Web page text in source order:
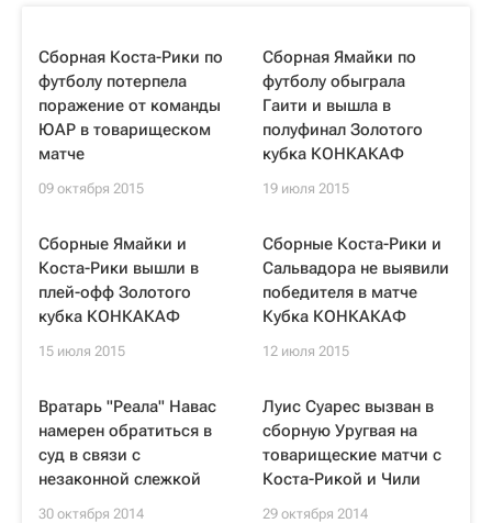
Сборная Коста-Рики по
футболу потерпела
поражение от команды
ЮАР в товарищеском
матче
09 октября 2015
Сборная Ямайки по
футболу обыграла
Гаити и вышла в
полуфинал Золотого
кубка КОНКАКАФ
19 июля 2015
Сборные Ямайки и
Коста-Рики вышли в
плей-офф Золотого
кубка КОНКАКАФ
15 июля 2015
Сборные Коста-Рики и
Сальвадора не выявили
победителя в матче
Кубка КОНКАКАФ
12 июля 2015
Вратарь "Реала" Навас
намерен обратиться в
суд в связи с
незаконной слежкой
30 октября 2014
Луис Суарес вызван в
сборную Уругвая на
товарищеские матчи с
Коста-Рикой и Чили
29 октября 2014